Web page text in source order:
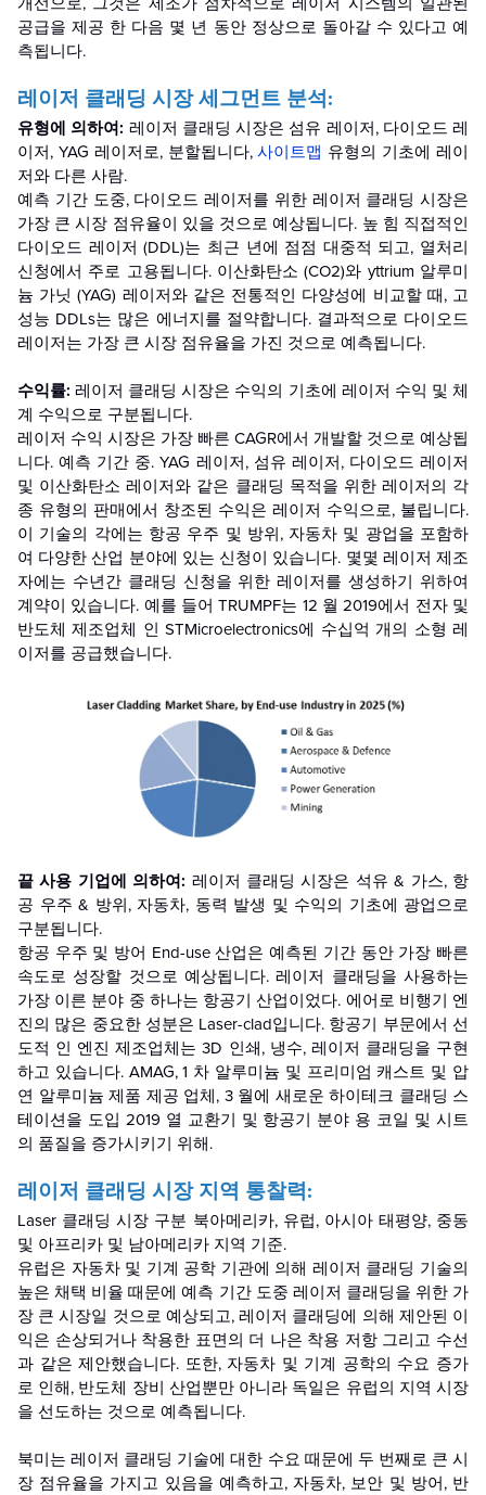
공급을 제공 한 다음 몇 년 동안 정상으로 돌아갈 수 있다고 예
측됩니다.
레이저 클래딩 시장 세그먼트 분석:
유형에 의하여: 레이저 클래딩 시장은 섬유 레이저, 다이오드 레
이저, YAG 레이저로, 분할됩니다,사이트맵 유형의 기초에 레이
저와 다른 사람.
예측 기간 도중, 다이오드 레이저를 위한 레이저 클래딩 시장은
가장 큰 시장 점유율이 있을 것으로 예상됩니다. 높 힘 직접적인
다이오드 레이저 (DDL)는 최근 년에 점점 대중적 되고, 열처리
신청에서 주로 고용됩니다. 이산화탄소 (CO2)와 yttrium 알루미
늄 가닛 (YAG) 레이저와 같은 전통적인 다양성에 비교할 때, 고
성능 DDLs는 많은 에너지를 절약합니다. 결과적으로 다이오드
레이저는 가장 큰 시장 점유율을 가진 것으로 예측됩니다.
수익률:레이저 클래딩 시장은 수익의 기초에 레이저 수익 및 체
계 수익으로 구분됩니다.
레이저 수익 시장은 가장 빠른 CAGR에서 개발할 것으로 예상됩
니다. 예측 기간 중. YAG 레이저, 섬유 레이저, 다이오드 레이저
및 이산화탄소 레이저와 같은 클래딩 목적을 위한 레이저의 각
종 유형의 판매에서 창조된 수익은 레이저 수익으로, 불립니다.
이 기술의 각에는 항공 우주 및 방위, 자동차 및 광업을 포함하
여 다양한 산업 분야에 있는 신청이 있습니다. 몇몇 레이저 제조
자에는 수년간 클래딩 신청을 위한 레이저를 생성하기 위하여
계약이 있습니다. 예를 들어 TRUMPF는 12 월 2019에서 전자 및
반도체 제조업체 인 STMicroelectronics에 수십억 개의 소형 레
이저를 공급했습니다.
끝 사용 기업에 의하여: 레이저 클래딩 시장은 석유 & 가스, 항
공 우주 & 방위, 자동차, 동력 발생 및 수익의 기초에 광업으로
구분됩니다.
항공 우주 및 방어 End-use 산업은 예측된 기간 동안 가장 빠른
속도로 성장할 것으로 예상됩니다. 레이저 클래딩을 사용하는
가장 이른 분야 중 하나는 항공기 산업이었다. 에어로 비행기 엔
진의 많은 중요한 성분은 Laser-clad입니다. 항공기 부문에서 선
도적 인 엔진 제조업체는 3D 인쇄, 냉수, 레이저 클래딩을 구현
하고 있습니다. AMAG, 1 차 알루미늄 및 프리미엄 캐스트 및 압
연 알루미늄 제품 제공 업체, 3 월에 새로운 하이테크 클래딩 스
테이션을 도입 2019 열 교환기 및 항공기 분야 용 코일 및 시트
의 품질을 증가시키기 위해.
레이저 클래딩 시장 지역 통찰력:
Laser 클래딩 시장 구분 북아메리카, 유럽, 아시아 태평양, 중동
및 아프리카 및 남아메리카 지역 기준.
유럽은 자동차 및 기계 공학 기관에 의해 레이저 클래딩 기술의
높은 채택 비율 때문에 예측 기간 도중 레이저 클래딩을 위한 가
장 큰 시장일 것으로 예상되고, 레이저 클래딩에 의해 제안된 이
익은 손상되거나 착용한 표면의 더 나은 착용 저항 그리고 수선
과 같은 제안했습니다. 또한, 자동차 및 기계 공학의 수요 증가
로 인해, 반도체 장비 산업뿐만 아니라 독일은 유럽의 지역 시장
을 선도하는 것으로 예측됩니다.
북미는 레이저 클래딩 기술에 대한 수요 때문에 두 번째로 큰 시
장 점유율을 가지고 있음을 예측하고, 자동차, 보안 및 방어, 반